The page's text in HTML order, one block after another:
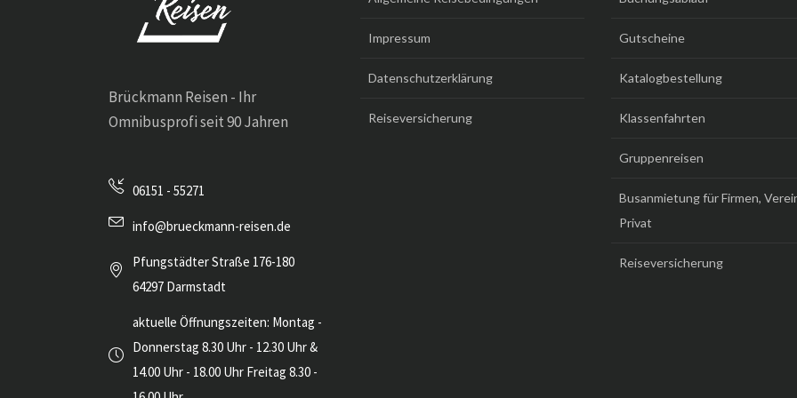
Brückmann Reisen - Ihr
Omnibusprofi seit 90 Jahren
06151 - 55271
info@brueckmann-reisen.de
Pfungstädter Straße 176-180
64297 Darmstadt
aktuelle Öffnungszeiten: Montag -
Donnerstag 8.30 Uhr - 12.30 Uhr &
14.00 Uhr - 18.00 Uhr Freitag 8.30 -
Impressum
Datenschutzerklärung
Reiseversicherung
Gutscheine
Katalogbestellung
Klassenfahrten
Gruppenreisen
Busanmietung für Firmen,
Privat
Reiseversicherung